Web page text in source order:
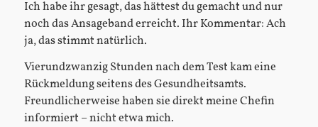
Ich habe ihr gesagt, das hättest du gemacht und nur
noch das Ansageband erreicht. Ihr Kommentar: Ach
ja, das stimmt natürlich.
Vierundzwanzig Stunden nach dem Test kam eine
Rückmeldung seitens des Gesundheitsamts.
Freundlicherweise haben sie direkt meine Chefin
informiert – nicht etwa mich.